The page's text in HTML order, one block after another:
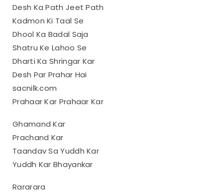
Desh Ka Path Jeet Path
Kadmon Ki Taal Se
Dhool Ka Badal Saja
Shatru Ke Lahoo Se
Dharti Ka Shringar Kar
Desh Par Prahar Hai
sacnilk.com
Prahaar Kar Prahaar Kar
Ghamand Kar
Prachand Kar
Taandav Sa Yuddh Kar
Yuddh Kar Bhayankar
Rararara